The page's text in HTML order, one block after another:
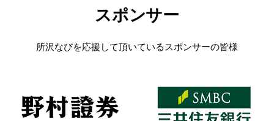
スポンサー
所沢なびを応援して頂いているスポンサーの皆様